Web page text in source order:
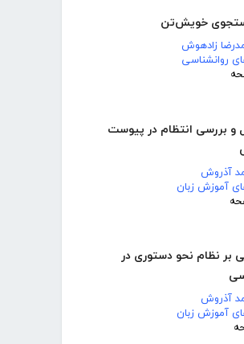
خویش‌تن
زادهوش
روانشناسی
و بررسی انتظام در پیوست
آذروش
آموزش زبان
بر نظام نحو دستوری در
آذروش
آموزش زبان